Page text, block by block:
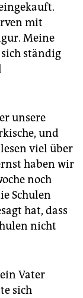
mit
Meine
ständig
unsere
und
viel über
haben wir
noch
Schulen
hat, dass
nicht
Vater
sich